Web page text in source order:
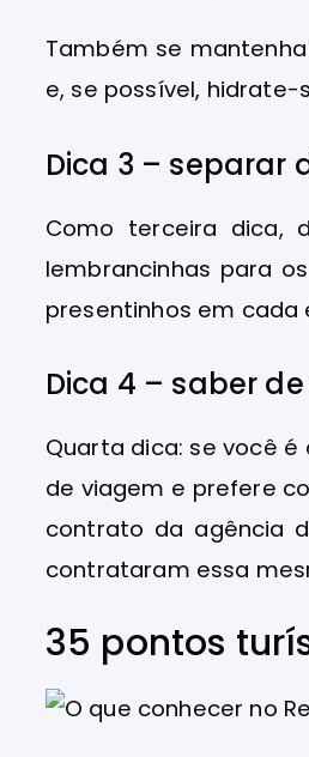
Também se
e, se possível,
Dica 3 – separar
Como terceira dica,
lembrancinhas para
presentinhos em cada
Dica 4 – saber
Quarta dica: se você
de viagem e prefere
contrato da agência
contrataram essa
35 pontos